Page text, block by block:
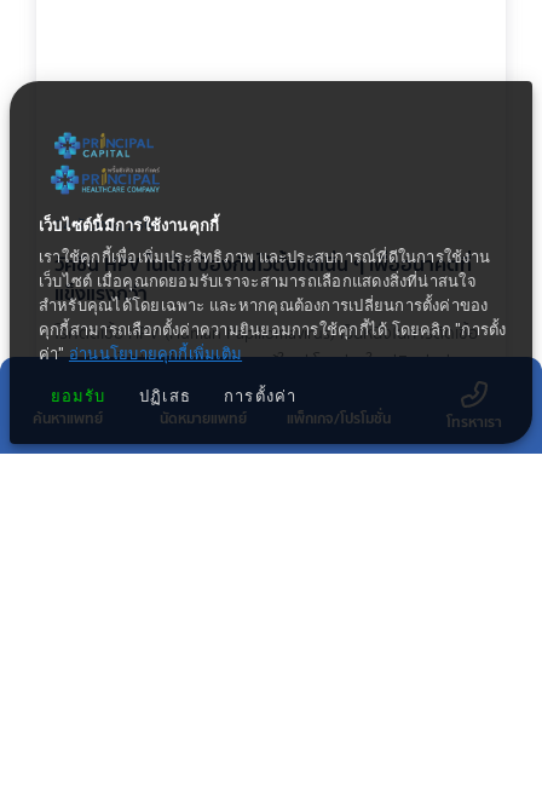
ค้นหาแพทย์ นัดหมายแพทย์ แพ็กเกจ/โปรโมชั่น โทรหาเรา
04 ธันวาคม 2568
วัคซีน HPV ในเด็ก ป้องกันไว้ตั้งแต่เนิ่น ๆ เพื่ออนาคตที่
แข็งแรงกว่า
โรคติดเชื้อ HPV (Human Papillomavirus) เป็นหนึ่งในการติดเชื้อ
ไวรัสที่พบได้บ่อยที่สุดในวัยรุ่นและผู้ใหญ่ โดยส่วนใหญ่ติดต่อผ่าน
การสัมผัสทางผิวหนังหรือทางเพศสัมพันธ์ แม้การติดเชื้อส่วนมาก
จะหายเองได้ แต่บางสายพันธุ์สามารถก่อโรคร้ายแรง เช่น มะเร็ง
ปากมดลูก มะเร็งช่องปาก ช่องคอ มะเร็งทวารหนัก หรือหูดหงอนไก่
ดูรายละเอียดเพิ่มเติม
เว็บไซต์นี้มีการใช้งานคุกกี้
เราใช้คุกกี้เพื่อเพิ่มประสิทธิภาพ และประสบการณ์ที่ดีในการใช้งาน
เว็บไซต์ เมื่อคุณกดยอมรับเราจะสามารถเลือกแสดงสิ่งที่น่าสนใจ
สำหรับคุณได้โดยเฉพาะ และหากคุณต้องการเปลี่ยนการตั้งค่าของ
คุกกี้สามารถเลือกตั้งค่าความยินยอมการใช้คุกกี้ได้ โดยคลิก "การตั้ง
ค่า"อ่านนโยบายคุกกี้เพิ่มเติม
ยอมรับ ปฏิเสธ การตั้งค่า